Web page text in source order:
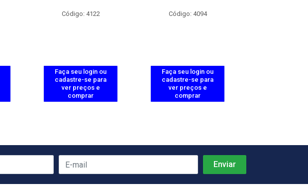
Código: 4122
Faça seu login ou
cadastre-se para
ver preços e
comprar
Código: 4094
Faça seu login ou
cadastre-se para
ver preços e
comprar